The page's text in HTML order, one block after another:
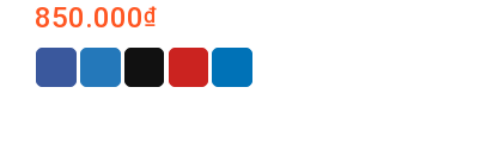
850.000₫